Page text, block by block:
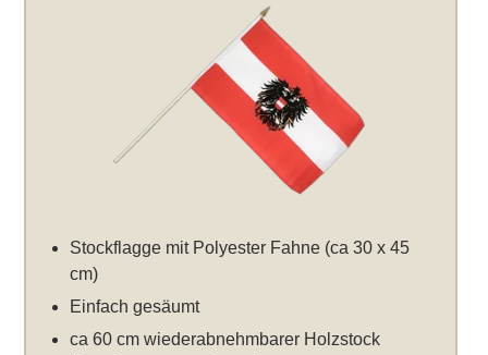
Stockflagge mit Polyester Fahne (ca 30 x 45
cm)
Einfach gesäumt
ca 60 cm wiederabnehmbarer Holzstock